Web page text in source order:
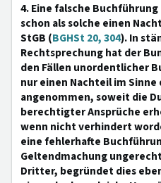
4. Eine falsche
schon als solche einen
StGB (BGHSt 20, 304). In
Rechtsprechung hat der
den Fällen unordentlicher
nur einen Nachteil im Sinne
angenommen, soweit die
berechtigter Ansprüche
wenn nicht verhindert
eine fehlerhafte
Geltendmachung
Dritter, begründet dies